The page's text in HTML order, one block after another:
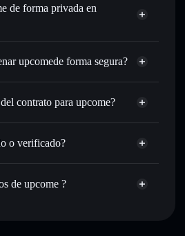
: operar con UPCOME para SOL,
tokens de Solana con enrutamiento
UPCOME
de coste en dólares en UPCOME
: transferir UPCOME sin
las carteras usando el agregador de
de mercado y liquidez de
de forma privada en
agregador de privacidad
Solflare
upcomede forma segura?
upcome
privacidad
contrato para upcome?
upcome
o verificado?
actualmente
de upcome ?